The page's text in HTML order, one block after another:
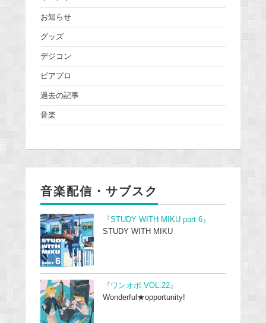
お知らせ
グッズ
デジコン
ピアプロ
過去の記事
音楽
音楽配信・サブスク
『STUDY WITH MIKU part 6』
STUDY WITH MIKU
『ワンオポ VOL.22』
Wonderful★opportunity!